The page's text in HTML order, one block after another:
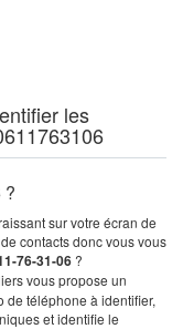
les
?
sur votre écran de
contacts donc vous vous
76-31-06 ?
vous propose un
de téléphone à identifier,
et identifie le